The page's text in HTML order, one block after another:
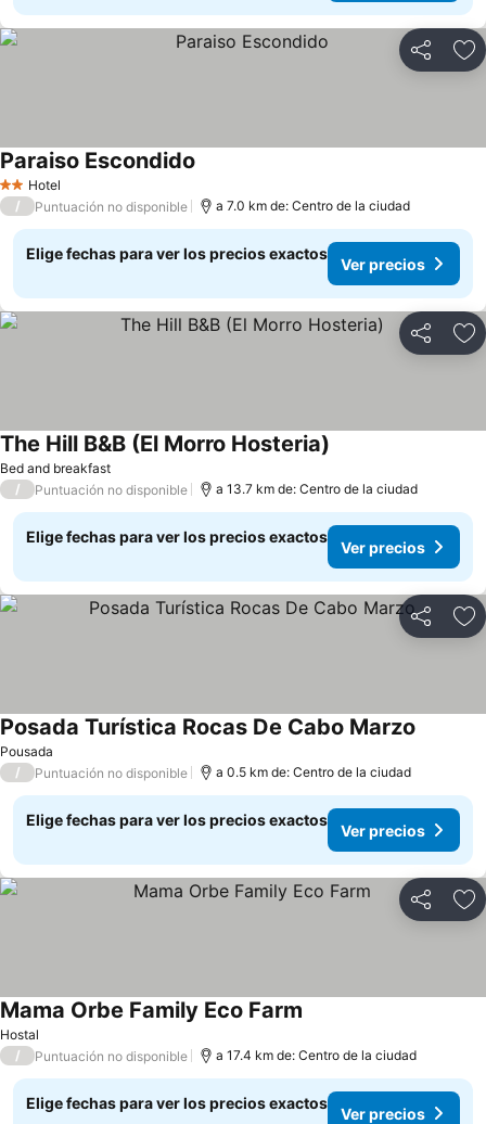
Compartir
2 Estrellas
Hotel
Paraiso Escondido
/ Puntuación no disponible a 7.0 km de: Centro de la ciudad
Elige fechas para ver los precios exactos
Ver precios
Compartir
Bed and breakfast
The Hill B&B (El Morro Hosteria)
/ Puntuación no disponible a 13.7 km de: Centro de la ciudad
Elige fechas para ver los precios exactos
Ver precios
Compartir
Pousada
Posada Turística Rocas De Cabo Marzo
/ Puntuación no disponible a 0.5 km de: Centro de la ciudad
Elige fechas para ver los precios exactos
Ver precios
Compartir
Hostal
Mama Orbe Family Eco Farm
/ Puntuación no disponible a 17.4 km de: Centro de la ciudad
Elige fechas para ver los precios exactos
Ver precios